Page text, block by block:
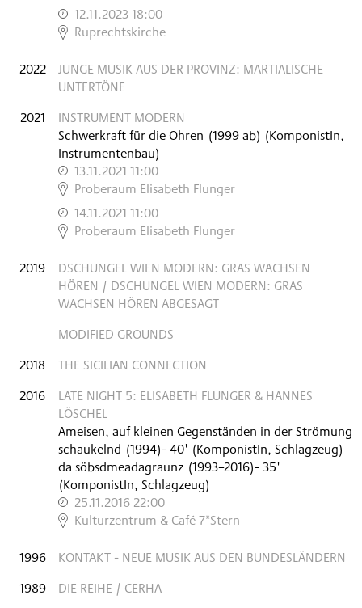
12.11.2023 18:00
,
Ruprechtskirche
2022
JUNGE MUSIK AUS DER PROVINZ: MARTIALISCHE
UNTERTÖNE
2021
INSTRUMENT MODERN
Schwerkraft für die Ohren (1999 ab) (KomponistIn,
Instrumentenbau)
13.11.2021 11:00
,
Proberaum Elisabeth Flunger
14.11.2021 11:00
,
Proberaum Elisabeth Flunger
2019
DSCHUNGEL WIEN MODERN: GRAS WACHSEN
HÖREN / DSCHUNGEL WIEN MODERN: GRAS
WACHSEN HÖREN ABGESAGT
MODIFIED GROUNDS
2018
THE SICILIAN CONNECTION
2016
LATE NIGHT 5: ELISABETH FLUNGER & HANNES
LÖSCHEL
Ameisen, auf kleinen Gegenständen in der Strömung
schaukelnd (1994)- 40' (KomponistIn, Schlagzeug)
da söbsdmeadagraunz (1993–2016)- 35'
(KomponistIn, Schlagzeug)
25.11.2016 22:00
,
Kulturzentrum & Café 7*Stern
1996
KONTAKT - NEUE MUSIK AUS DEN BUNDESLÄNDERN
1989
DIE REIHE / CERHA